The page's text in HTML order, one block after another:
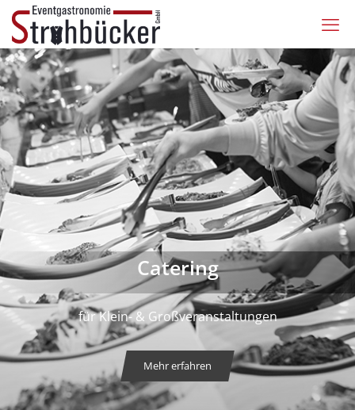
Catering
für Klein- & Großveranstaltungen
Mehr erfahren